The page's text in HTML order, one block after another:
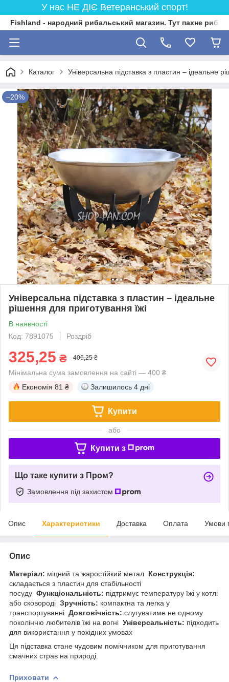
У нас НЕ ДІЄ Ветеранський спорт!
Fishland - народний рибальський магазин. Тут пахне
Каталог Універсальна підставка з пластин – ідеальне
–20%
Універсальна підставка з пластин – ідеальне
рішення для приготування їжі
В наявності
Код: 7891075
Роздріб
325,25 ₴ 406,25 ₴
Мінімальна сума замовлення на сайті — 400 ₴
Економія 81 ₴ Залишилось 4 дні
Купити
або
Купити з
Що таке купити з Пром?
Замовлення під захистом
Опис Характеристики Доставка Оплата Умови
Опис
Матеріал: міцний та жаростійкий метал Конструкція:
складається з пластин для стабільності
посуду Функціональність: підтримує температуру їжі у котлі
або сковороді Зручність: компактна та легка у
транспортуванні Довговічність: слугуватиме не одному
поколінню любителів їжі на вогні Універсальність: підходить
для використання у похідних умовах
Ця підставка стане чудовим помічником для приготування
смачних страв на природі.
Приховати